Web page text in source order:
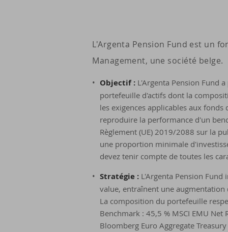
L'Argenta Pension Fund est un
Management, une société belge.
Objectif : L'Argenta Pension Fund
portefeuille d'actifs dont la
les exigences applicables aux
reproduire la performance d'un
Règlement (UE) 2019/2088 sur la
une proportion minimale
devez tenir compte de toutes les
Stratégie : L'Argenta Pension
value, entraînent une
La composition du portefeuille
Benchmark : 45,5 % MSCI EMU Net
Bloomberg Euro Aggregate